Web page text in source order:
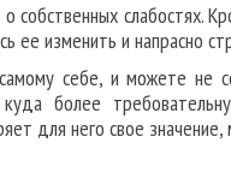
собственных слабостях.
ее изменить и напрасно
себе, и можете не
более
для него свое